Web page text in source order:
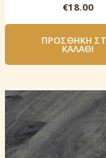
€18.00
ΠΡΟΣΘΉΚΗ
ΚΑΛΆΘΙ